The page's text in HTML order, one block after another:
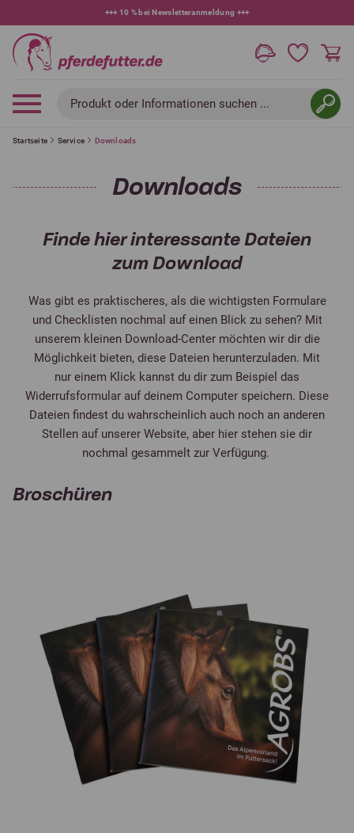
+++ 10 % bei Newsletteranmeldung +++
Produkt oder Informationen suchen ...
Startseite Service Downloads
Downloads
Finde hier interessante Dateien
zum Download
Was gibt es praktischeres, als die wichtigsten Formulare
und Checklisten nochmal auf einen Blick zu sehen? Mit
unserem kleinen Download-Center möchten wir dir die
Möglichkeit bieten, diese Dateien herunterzuladen. Mit
nur einem Klick kannst du dir zum Beispiel das
Widerrufsformular auf deinem Computer speichern. Diese
Dateien findest du wahrscheinlich auch noch an anderen
Stellen auf unserer Website, aber hier stehen sie dir
nochmal gesammelt zur Verfügung.
Broschüren